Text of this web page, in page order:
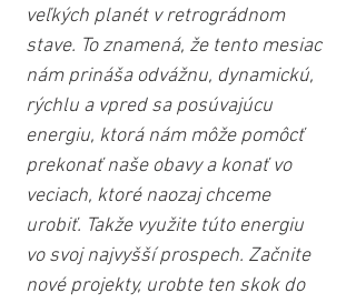
veľkých planét v retrográdnom
stave. To znamená, že tento mesiac
nám prináša odvážnu, dynamickú,
rýchlu a vpred sa posúvajúcu
energiu, ktorá nám môže pomôcť
prekonať naše obavy a konať vo
veciach, ktoré naozaj chceme
urobiť. Takže využite túto energiu
vo svoj najvyšší prospech. Začnite
nové projekty, urobte ten skok do